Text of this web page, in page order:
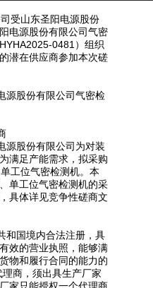
受山东圣阳电源股份
电源股份有限公司气密
0481）组织
潜在供应商参加本次磋
股份有限公司气密检
股份有限公司为对装
满足产能需求，拟采购
工位气密检测机。本
单工位气密检测机的采
具体详见竞争性磋商文
国境内合法注册，具
效的营业执照，能够满
物和履行合同的能力的
商，须出具生产厂家